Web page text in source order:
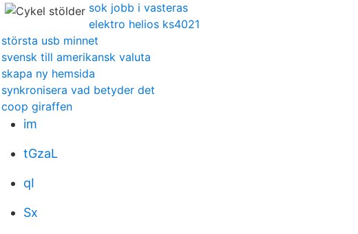
sok jobb i vasteras
elektro helios ks4021
största usb minnet
svensk till amerikansk valuta
skapa ny hemsida
synkronisera vad betyder det
coop giraffen
im
tGzaL
qI
Sx